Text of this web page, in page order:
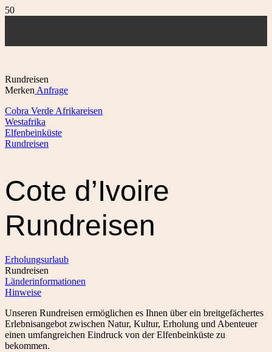
Rundreisen
Merken Anfrage
Cobra Verde Afrikareisen
Westafrika
Elfenbeinküste
Rundreisen
Cote d’Ivoire
Rundreisen
Erholungsurlaub
Rundreisen
Länderinformationen
Hinweise
Unseren Rundreisen ermöglichen es Ihnen über ein breitgefächertes
Erlebnisangebot zwischen Natur, Kultur, Erholung und Abenteuer
einen umfangreichen Eindruck von der Elfenbeinküste zu
bekommen.